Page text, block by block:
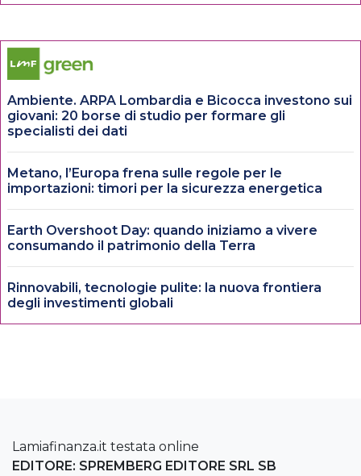
Ambiente. ARPA Lombardia e Bicocca investono sui
giovani: 20 borse di studio per formare gli
specialisti dei dati
Metano, l’Europa frena sulle regole per le
importazioni: timori per la sicurezza energetica
Earth Overshoot Day: quando iniziamo a vivere
consumando il patrimonio della Terra
Rinnovabili, tecnologie pulite: la nuova frontiera
degli investimenti globali
Lamiafinanza.it testata online
EDITORE: SPREMBERG EDITORE SRL SB